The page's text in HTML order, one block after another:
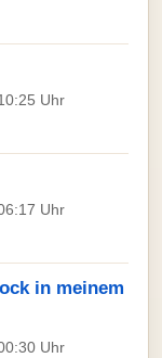
Uhr
Uhr
in meinem
Uhr